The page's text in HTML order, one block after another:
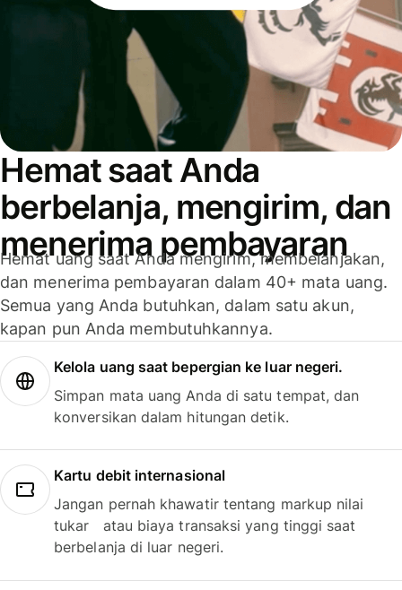
Hemat saat Anda
berbelanja, mengirim, dan
menerima pembayaran
Hemat uang saat Anda mengirim, membelanjakan,
dan menerima pembayaran dalam 40+ mata uang.
Semua yang Anda butuhkan, dalam satu akun,
kapan pun Anda membutuhkannya.
Kelola uang saat bepergian ke luar negeri.
Simpan mata uang Anda di satu tempat, dan
konversikan dalam hitungan detik.
Kartu debit internasional
Jangan pernah khawatir tentang markup nilai
tukar atau biaya transaksi yang tinggi saat
berbelanja di luar negeri.